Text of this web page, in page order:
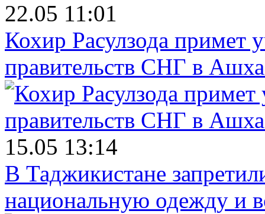
22.05 11:01
Кохир Расулзода примет
правительств СНГ в
15.05 13:14
В Таджикистане
национальную одежду и